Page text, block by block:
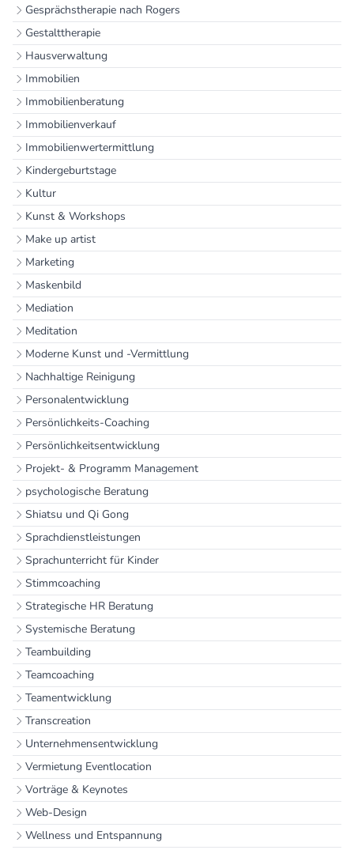
Gesprächstherapie nach Rogers
Gestalttherapie
Hausverwaltung
Immobilien
Immobilienberatung
Immobilienverkauf
Immobilienwertermittlung
Kindergeburtstage
Kultur
Kunst & Workshops
Make up artist
Marketing
Maskenbild
Mediation
Meditation
Moderne Kunst und -Vermittlung
Nachhaltige Reinigung
Personalentwicklung
Persönlichkeits-Coaching
Persönlichkeitsentwicklung
Projekt- & Programm Management
psychologische Beratung
Shiatsu und Qi Gong
Sprachdienstleistungen
Sprachunterricht für Kinder
Stimmcoaching
Strategische HR Beratung
Systemische Beratung
Teambuilding
Teamcoaching
Teamentwicklung
Transcreation
Unternehmensentwicklung
Vermietung Eventlocation
Vorträge & Keynotes
Web-Design
Wellness und Entspannung